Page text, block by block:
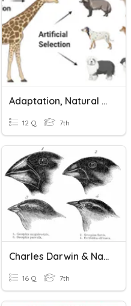
Adaptation, Natural & Artificial Selection
12 Q 7th
Charles Darwin & Natural Selection
16 Q 7th